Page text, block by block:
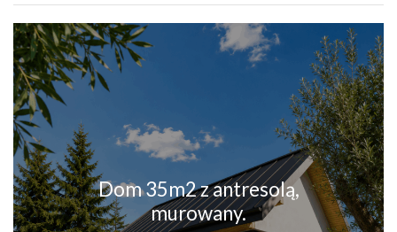
Dom 35m2 z antresolą,
murowany.